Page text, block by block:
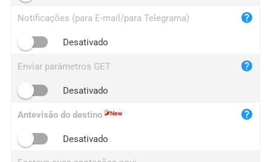
Notificações (para E-mail/para Telegrama)
Desativado
Enviar parâmetros GET
Desativado
Antevisão do destino
Desativado